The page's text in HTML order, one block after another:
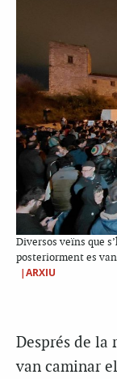
Diversos veïns que
posteriorment es
|ARXIU
Després de la
van caminar